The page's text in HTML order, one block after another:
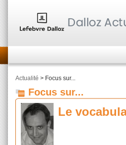
Actualité > Focus sur...
Focus sur...
Le